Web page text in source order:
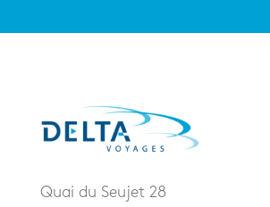
Quai du Seujet 28